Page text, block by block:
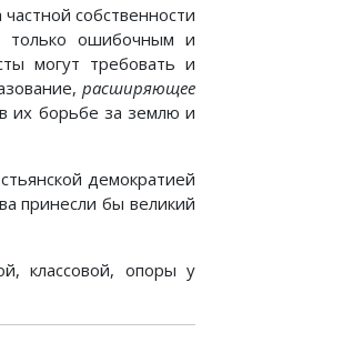
собственности
только ошибочным и
могут требовать и
расширяющее
их борьбе за землю и
демократией
принесли бы великий
классовой, опоры у